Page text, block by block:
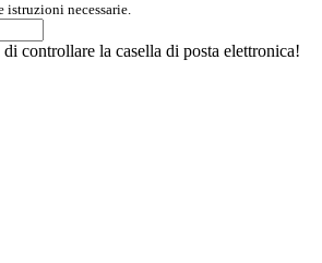
necessarie.
controllare la casella di posta elettronica!